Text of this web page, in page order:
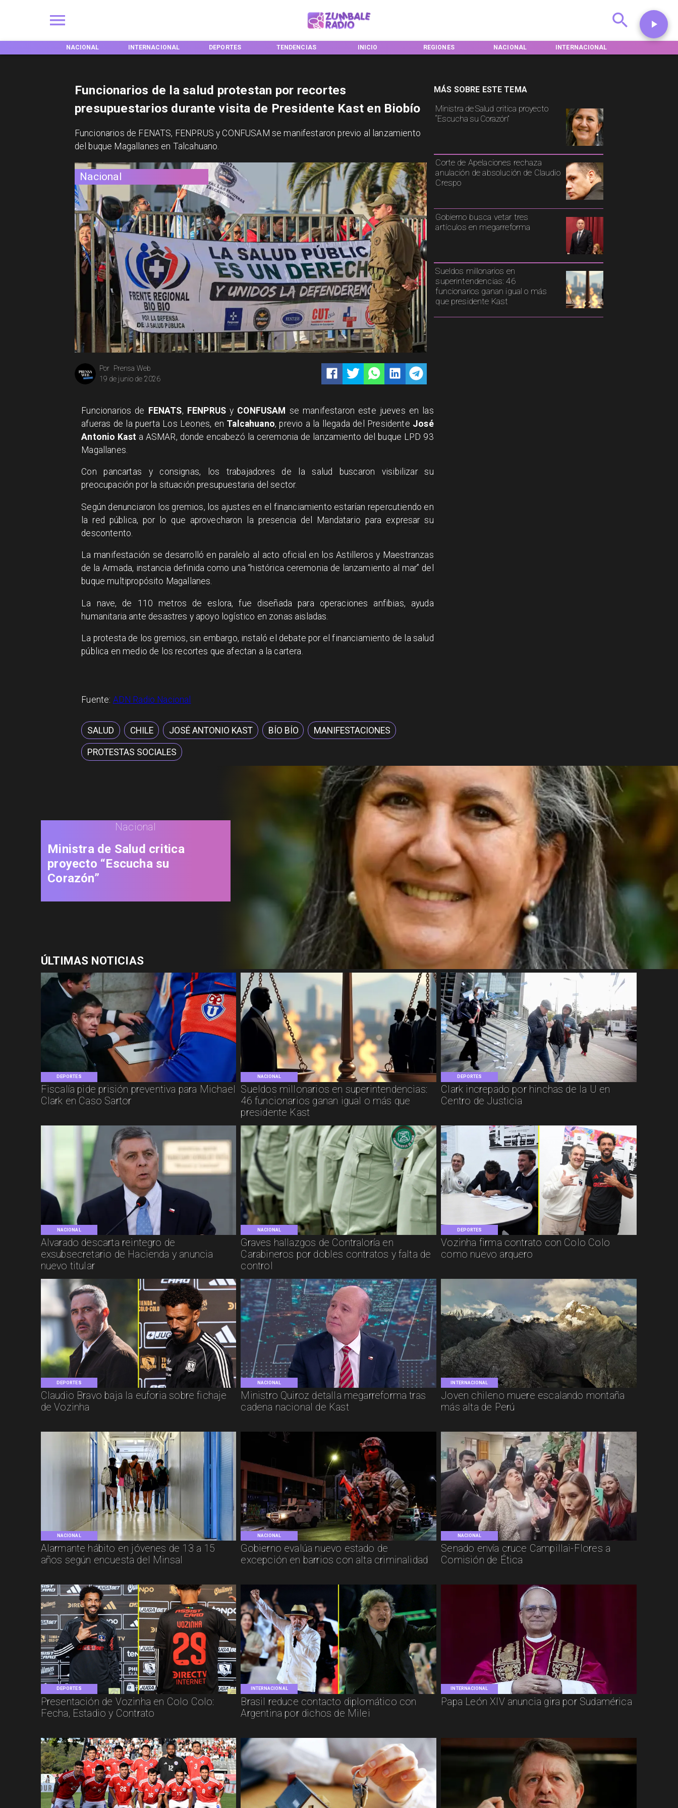
INTERNACIONAL DEPORTES TENDENCIAS INICIO REGIONES NACIONAL INTERNACIONAL DEPORTES
Nacional
Prensa Web
Por
19 de junio de 2026
Ministra de Salud critica proyecto
“Escucha su Corazón”
Corte de Apelaciones rechaza
anulación de absolución de Claudio
Crespo
Gobierno busca vetar tres
artículos en megarreforma
Sueldos millonarios en
superintendencias: 46
funcionarios ganan igual o más
que presidente Kast
MÁS SOBRE ESTE TEMA
Funcionarios de la salud protestan por recortes
presupuestarios durante visita de Presidente Kast en Biobío
Funcionarios de FENATS, FENPRUS y CONFUSAM se manifestaron previo al lanzamiento
del buque Magallanes en Talcahuano.
Funcionarios de FENATS, FENPRUS y CONFUSAM se manifestaron este jueves en las
afueras de la puerta Los Leones, en Talcahuano, previo a la llegada del Presidente José
Antonio Kasta ASMAR, donde encabezó la ceremonia de lanzamiento del buque LPD 93
Magallanes.
Con pancartas y consignas, los trabajadores de la salud buscaron visibilizar su
preocupación por la situación presupuestaria del sector.
Según denunciaron los gremios, los ajustes en el financiamiento estarían repercutiendo en
la red pública, por lo que aprovecharon la presencia del Mandatario para expresar su
descontento.
La manifestación se desarrolló en paralelo al acto oficial en los Astilleros y Maestranzas
de la Armada, instancia definida como una “histórica ceremonia de lanzamiento al mar” del
buque multipropósito Magallanes.
La nave, de 110 metros de eslora, fue diseñada para operaciones anfibias, ayuda
humanitaria ante desastres y apoyo logístico en zonas aisladas.
La protesta de los gremios, sin embargo, instaló el debate por el financiamiento de la salud
pública en medio de los recortes que afectan a la cartera.
Fuente: ADN Radio Nacional
SALUD CHILE JOSÉ ANTONIO KAST BÍO BÍO MANIFESTACIONES
PROTESTAS SOCIALES
DEPORTES
Fiscalía pide prisión preventiva para Michael
Clark en Caso Sartor
NACIONAL
Sueldos millonarios en superintendencias:
46 funcionarios ganan igual o más que
presidente Kast
DEPORTES
Clark increpado por hinchas de la U en
Centro de Justicia
NACIONAL
Alvarado descarta reintegro de
exsubsecretario de Hacienda y anuncia
nuevo titular
NACIONAL
Graves hallazgos de Contraloría en
Carabineros por dobles contratos y falta de
control
DEPORTES
Vozinha firma contrato con Colo Colo
como nuevo arquero
DEPORTES
Claudio Bravo baja la euforia sobre fichaje
de Vozinha
NACIONAL
Ministro Quiroz detalla megarreforma tras
cadena nacional de Kast
INTERNACIONAL
Joven chileno muere escalando montaña
más alta de Perú
NACIONAL
Alarmante hábito en jóvenes de 13 a 15
años según encuesta del Minsal
NACIONAL
Gobierno evalúa nuevo estado de
excepción en barrios con alta criminalidad
NACIONAL
Senado envía cruce Campillai-Flores a
Comisión de Ética
DEPORTES
Presentación de Vozinha en Colo Colo:
Fecha, Estadio y Contrato
INTERNACIONAL
Brasil reduce contacto diplomático con
Argentina por dichos de Milei
INTERNACIONAL
Papa León XIV anuncia gira por Sudamérica
Nacional
Ministra de Salud critica
proyecto “Escucha su
Corazón”
ÚLTIMAS NOTICIAS